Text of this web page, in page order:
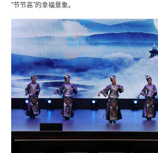
“节节高”的幸福景象。